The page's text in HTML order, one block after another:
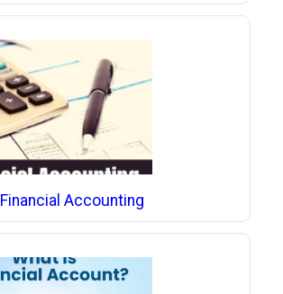
Financial Accounting